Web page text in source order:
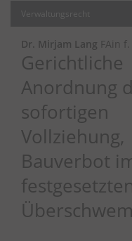
Verwaltungsrecht
Dr. Mirjam Lang FAin
Gerichtliche
Anordnung
sofortigen
Vollziehung,
Bauverbot